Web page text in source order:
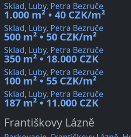
Sklad, Luby, Petra Bezruče
1.000 m² • 40 CZK/m²
Sklad, Luby, Petra Bezruče
500 m² • 50 CZK/m²
Sklad, Luby, Petra Bezruče
350 m² • 18.000 CZK
Sklad, Luby, Petra Bezruče
100 m² • 55 CZK/m²
Sklad, Luby, Petra Bezruče
187 m² • 11.000 CZK
Františkovy Lázně